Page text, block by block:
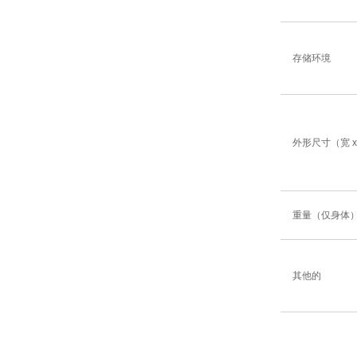
存储环境
外形尺寸（宽
重量（仅身体
其他的